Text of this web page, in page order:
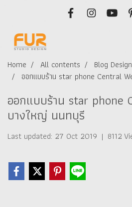
Home All contents Blog Design
ออกแบบร้าน star phone Central
ออกแบบร้าน star phone
บางใหญ่ นนทบุรี
Last updated: 27 Oct 2019 | 8112